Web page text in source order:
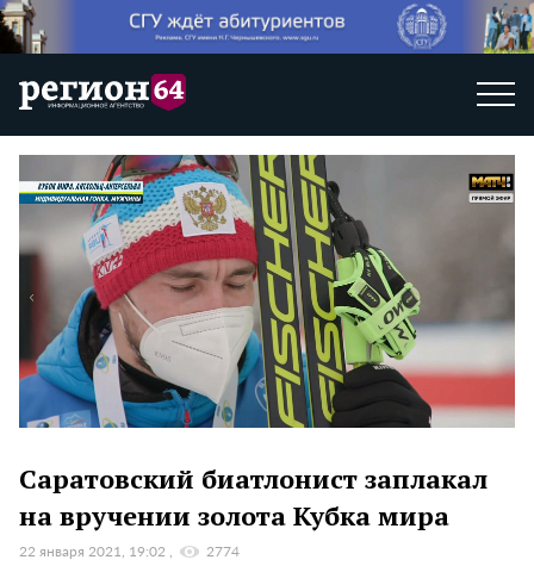
Саратовский биатлонист заплакал
на вручении золота Кубка мира
22 января 2021, 19:02 2774